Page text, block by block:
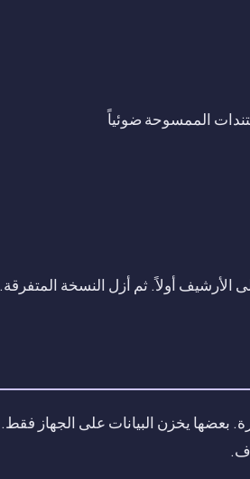
الممسوحة ضوئياً
الأرشيف أولاً. ثم أزل النسخة المتفرقة.
بعضها يخزن البيانات على الجهاز